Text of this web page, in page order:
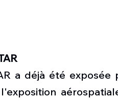
a déjà été